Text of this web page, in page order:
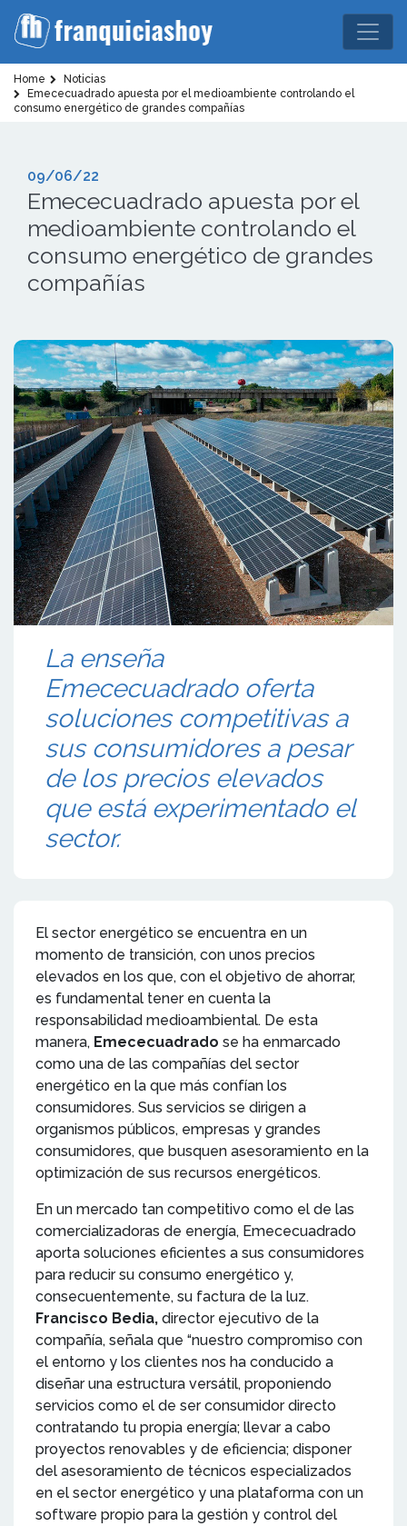
Home
Noticias
Emececuadrado apuesta por el medioambiente controlando el
consumo energético de grandes compañías
09/06/22
Emececuadrado apuesta por el
medioambiente controlando el
consumo energético de grandes
compañías
La enseña
Emececuadrado oferta
soluciones competitivas a
sus consumidores a pesar
de los precios elevados
que está experimentado el
sector.
El sector energético se encuentra en un
momento de transición, con unos precios
elevados en los que, con el objetivo de ahorrar,
es fundamental tener en cuenta la
responsabilidad medioambiental. De esta
manera, Emececuadrado se ha enmarcado
como una de las compañías del sector
energético en la que más confían los
consumidores. Sus servicios se dirigen a
organismos públicos, empresas y grandes
consumidores, que busquen asesoramiento en la
optimización de sus recursos energéticos.
En un mercado tan competitivo como el de las
comercializadoras de energía, Emececuadrado
aporta soluciones eficientes a sus consumidores
para reducir su consumo energético y,
consecuentemente, su factura de la luz.
Francisco Bedia, director ejecutivo de la
compañía, señala que “nuestro compromiso con
el entorno y los clientes nos ha conducido a
diseñar una estructura versátil, proponiendo
servicios como el de ser consumidor directo
contratando tu propia energía; llevar a cabo
proyectos renovables y de eficiencia; disponer
del asesoramiento de técnicos especializados
en el sector energético y una plataforma con un
software propio para la gestión y control del